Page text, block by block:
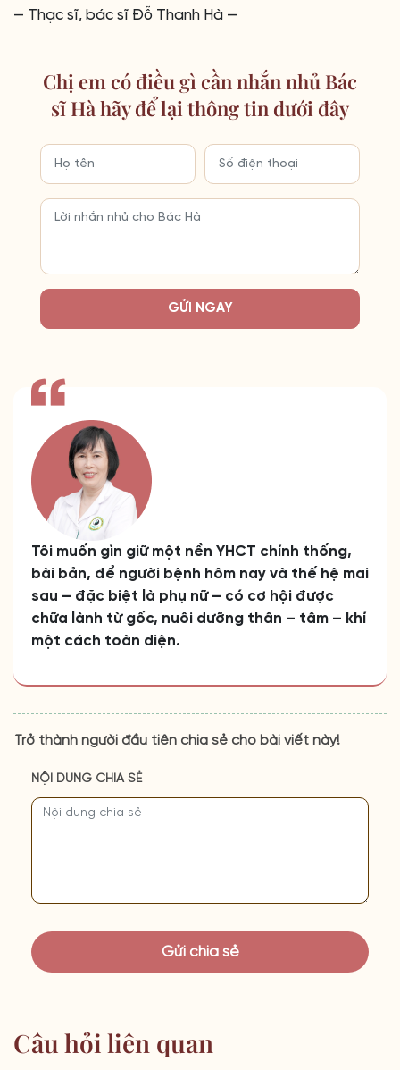
— Thạc sĩ, bác sĩ Đỗ Thanh Hà —
Chị em có điều gì cần nhắn nhủ Bác
sĩ Hà hãy để lại thông tin dưới đây
GỬI NGAY
Tôi muốn gìn giữ một nền YHCT chính thống,
bài bản, để người bệnh hôm nay và thế hệ mai
sau – đặc biệt là phụ nữ – có cơ hội được
chữa lành từ gốc, nuôi dưỡng thân – tâm – khí
một cách toàn diện.
Trở thành người đầu tiên chia sẻ cho bài viết này!
NỘI DUNG CHIA SẺ
Câu hỏi liên quan